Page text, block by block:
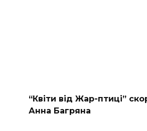
“Квіти від Жар-птиці”
Анна Багряна